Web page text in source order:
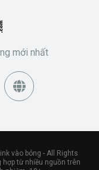
mới nhất
vào bóng - All Rights
từ nhiều nguồn trên